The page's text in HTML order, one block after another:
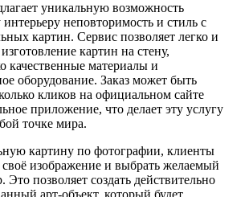
уникальную возможность
неповторимость и стиль с
картин. Сервис позволяет легко и
картин на стену,
качественные материалы и
оборудование. Заказ может быть
кликов на официальном сайте
приложение, что делает эту услугу
точке мира.
картину по фотографии, клиенты
своё изображение и выбрать желаемый
Это позволяет создать действительно